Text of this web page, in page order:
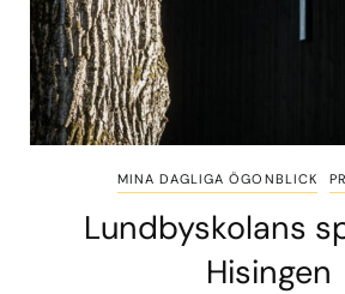
MINA DAGLIGA ÖGONBLICK
Lundbyskolans
Hisingen